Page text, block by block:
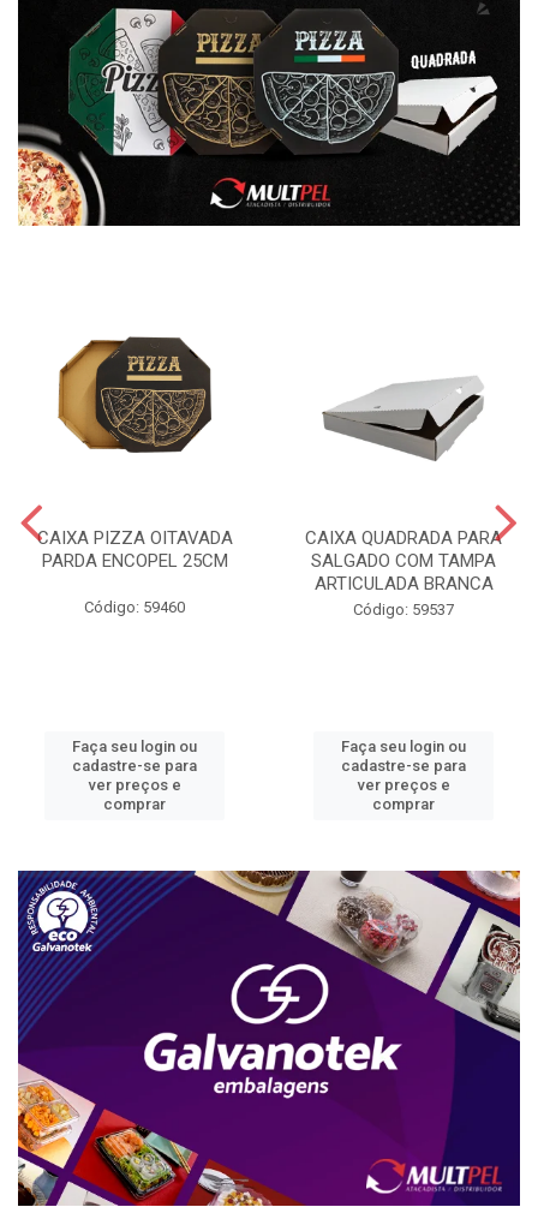
CAIXA PIZZA OITAVADA
PARDA ENCOPEL 25CM
Código: 59460
Faça seu login ou
cadastre-se para
ver preços e
comprar
CAIXA QUADRADA PARA
SALGADO COM TAMPA
ARTICULADA BRANCA
Código: 59537
Faça seu login ou
cadastre-se para
ver preços e
comprar